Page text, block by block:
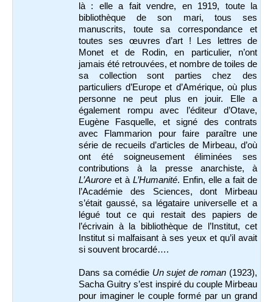
là : elle a fait vendre, en 1919, toute la
bibliothèque de son mari, tous ses
manuscrits, toute sa correspondance et
toutes ses œuvres d’art ! Les lettres de
Monet et de Rodin, en particulier, n’ont
jamais été retrouvées, et nombre de toiles de
sa collection sont parties chez des
particuliers d’Europe et d’Amérique, où plus
personne ne peut plus en jouir. Elle a
également rompu avec l’éditeur d’Otave,
Eugène Fasquelle, et signé des contrats
avec Flammarion pour faire paraître une
série de recueils d’articles de Mirbeau, d’où
ont été soigneusement éliminées ses
contributions à la presse anarchiste, à
L’Aurore et à L’Humanité. Enfin, elle a fait de
l’Académie des Sciences, dont Mirbeau
s’était gaussé, sa légataire universelle et a
légué tout ce qui restait des papiers de
l’écrivain à la bibliothèque de l’Institut, cet
Institut si malfaisant à ses yeux et qu’il avait
si souvent brocardé….
Dans sa comédie Un sujet de roman (1923),
Sacha Guitry s’est inspiré du couple Mirbeau
pour imaginer le couple formé par un grand